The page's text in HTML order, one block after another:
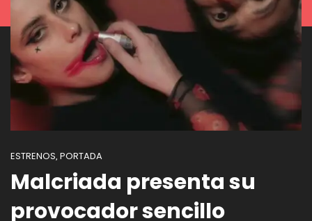
ESTRENOS, PORTADA
Malcriada presenta su
provocador sencillo